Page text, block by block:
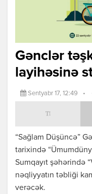
Gənclər
layihəsinə
Sentyabr 17, 12:49 •
“Sağlam Düşüncə”
tarixində
Sumqayıt şəhərində
nəqliyyatın təbliği
verəcək.